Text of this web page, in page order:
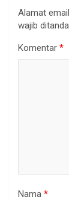
Alamat
wajib
Komentar *
Nama *